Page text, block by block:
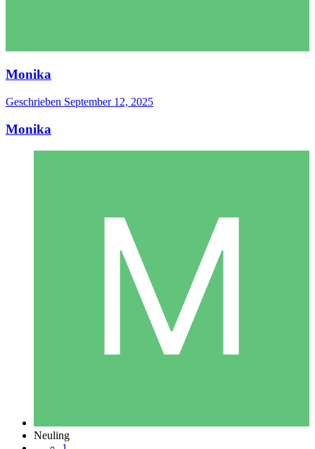
Monika
Geschrieben September 12, 2025
Monika
Neuling